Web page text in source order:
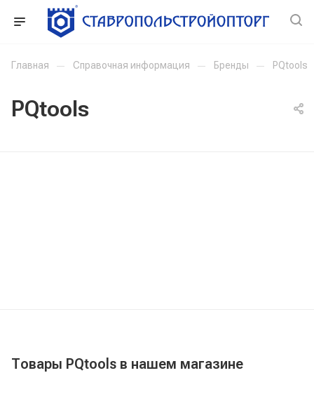
Главная — Справочная информация — Бренды — PQtools
PQtools
Товары PQtools в нашем магазине